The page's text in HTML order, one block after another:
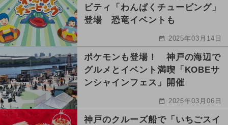
ビティ「わんぱくチュービング」
登場 恐竜イベントも
2025年03月14日
ポケモンも登場！ 神戸の海辺で
グルメとイベント満喫「KOBEサ
ンシャインフェス」開催
2025年03月06日
神戸のクルーズ船で「いちごスイ